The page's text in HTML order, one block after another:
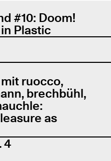
#10: Doom!
Plastic
ruocco,
brechbühl,
as
4